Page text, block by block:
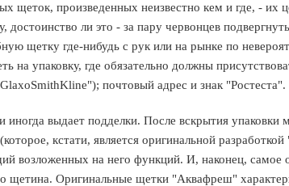
щеток, произведенных неизвестно кем и где, - их
ли это - за пару червонцев
щетку где-нибудь с рук или на рынке по
на упаковку, где обязательно должны
почтовый адрес и знак "Ростеста".
иногда выдает подделки. После вскрытия
кстати, является оригинальной
возложенных на него функций. И, наконец, самое
щетина. Оригинальные щетки "Аквафреш"